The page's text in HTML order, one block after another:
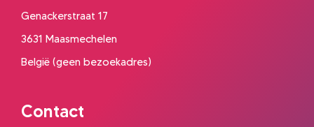
Genackerstraat 17
3631 Maasmechelen
België (geen bezoekadres)
Contact